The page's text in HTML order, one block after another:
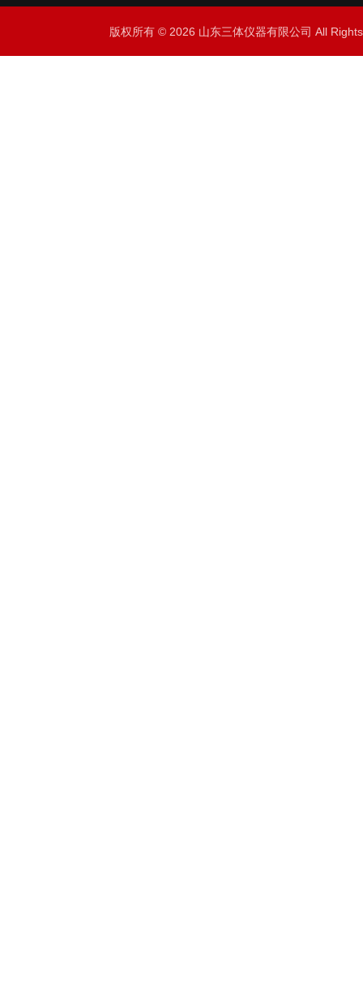
版权所有 © 2026 山东三体仪器有限公司 All